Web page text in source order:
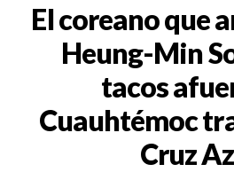
El coreano que
Heung-Min
tacos
Cuauhtémoc
Cruz